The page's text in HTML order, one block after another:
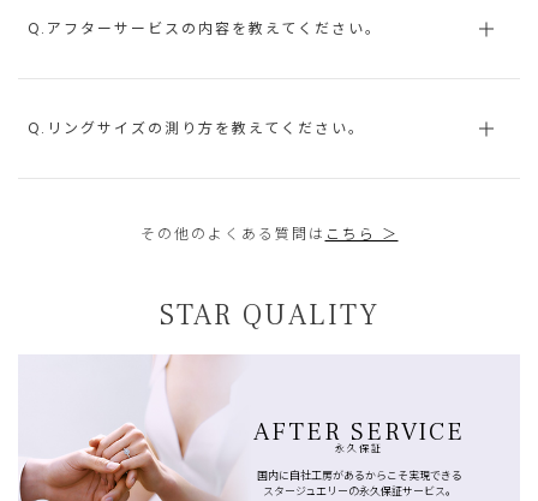
Q.アフターサービスの内容を教えてください。
Q.リングサイズの測り方を教えてください。
その他のよくある質問は こちら ＞
STAR QUALITY
AFTER SERVICE
永久保証
国内に自社工房があるからこそ実現できる
スタージュエリーの永久保証サービス。